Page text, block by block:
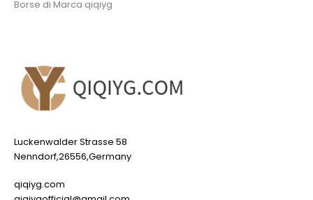
Borse di Marca qiqiyg
Luckenwalder Strasse 58
Nenndorf,26556,Germany
qiqiyg.com